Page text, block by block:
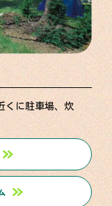
くに駐車場、炊